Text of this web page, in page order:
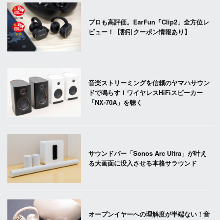
プロも高評価。EarFun「Clip2」全方位レ
ビュー！【割引クーポン情報あり】
音楽ストリーミングを信頼のヤマハサウン
ドで鳴らす！ワイヤレスHiFiスピーカー
「NX-70A」を聴く
サウンドバー「Sonos Arc Ultra」が叶え
る大画面に没入させる本格サラウンド
オープンイヤーへの理解度が半端ない！音